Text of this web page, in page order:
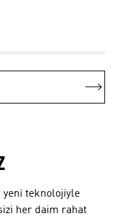
yeni teknolojiyle
her daim rahat